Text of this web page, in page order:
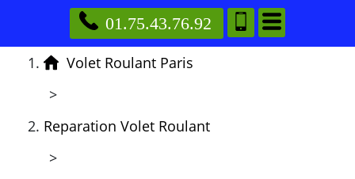
01.75.43.76.92
Volet Roulant Paris
>
Reparation Volet Roulant
>